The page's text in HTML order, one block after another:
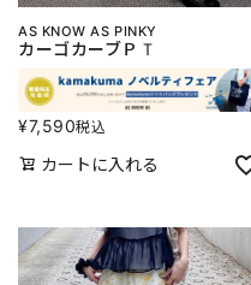
AS KNOW AS PINKY
カーゴカーブＰＴ
¥7,590税込
カートに入れる